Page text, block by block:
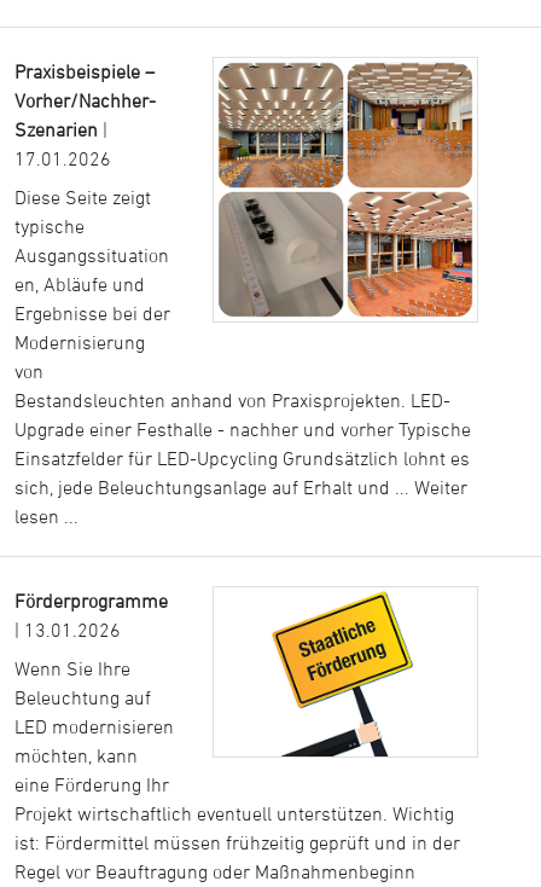
Praxisbeispiele –
Vorher/Nachher-
Szenarien |
17.01.2026
Diese Seite zeigt
typische
Ausgangssituation
en, Abläufe und
Ergebnisse bei der
Modernisierung
von
Bestandsleuchten anhand von Praxisprojekten. LED-
Upgrade einer Festhalle - nachher und vorher Typische
Einsatzfelder für LED-Upcycling Grundsätzlich lohnt es
sich, jede Beleuchtungsanlage auf Erhalt und ... Weiter
lesen ...
Förderprogramme
| 13.01.2026
Wenn Sie Ihre
Beleuchtung auf
LED modernisieren
möchten, kann
eine Förderung Ihr
Projekt wirtschaftlich eventuell unterstützen. Wichtig
ist: Fördermittel müssen frühzeitig geprüft und in der
Regel vor Beauftragung oder Maßnahmenbeginn